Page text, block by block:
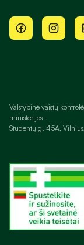
Valstybinė vaistų
ministerijos
Studentų g. 45A,